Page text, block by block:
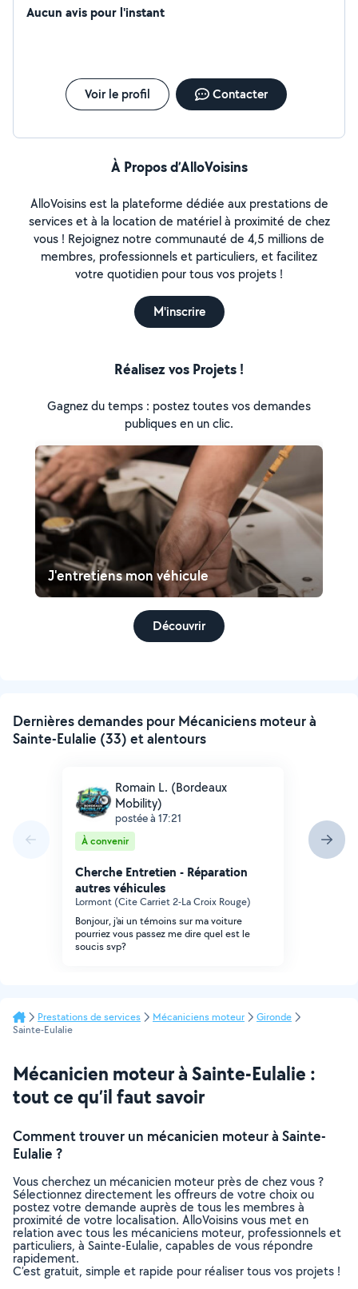
Aucun avis pour l'instant
Voir le profil Contacter
À Propos d’AlloVoisins
AlloVoisins est la plateforme dédiée aux prestations de
services et à la location de matériel à proximité de chez
vous ! Rejoignez notre communauté de 4,5 millions de
membres, professionnels et particuliers, et facilitez
votre quotidien pour tous vos projets !
M'inscrire
Réalisez vos Projets !
Gagnez du temps : postez toutes vos demandes
publiques en un clic.
J'entretiens mon véhicule
Découvrir
Dernières demandes pour Mécaniciens moteur à
Sainte-Eulalie (33) et alentours
Romain L. (Bordeaux
Mobility)
postée à 17:21
À convenir
Cherche Entretien - Réparation
autres véhicules
Lormont (Cite Carriet 2-La Croix Rouge)
Bonjour, j'ai un témoins sur ma voiture
pourriez vous passez me dire quel est le
soucis svp?
Prestations de services Mécaniciens moteur
Gironde
Sainte-Eulalie
Mécanicien moteur à Sainte-Eulalie :
tout ce qu’il faut savoir
Comment trouver un mécanicien moteur à Sainte-
Eulalie ?
Vous cherchez un mécanicien moteur près de chez vous ?
Sélectionnez directement les offreurs de votre choix ou
postez votre demande auprès de tous les membres à
proximité de votre localisation. AlloVoisins vous met en
relation avec tous les mécaniciens moteur, professionnels et
particuliers, à Sainte-Eulalie, capables de vous répondre
rapidement.
C’est gratuit, simple et rapide pour réaliser tous vos projets !